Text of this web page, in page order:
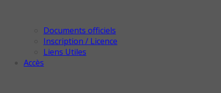
Documents officiels
Inscription / Licence
Liens Utiles
Accès